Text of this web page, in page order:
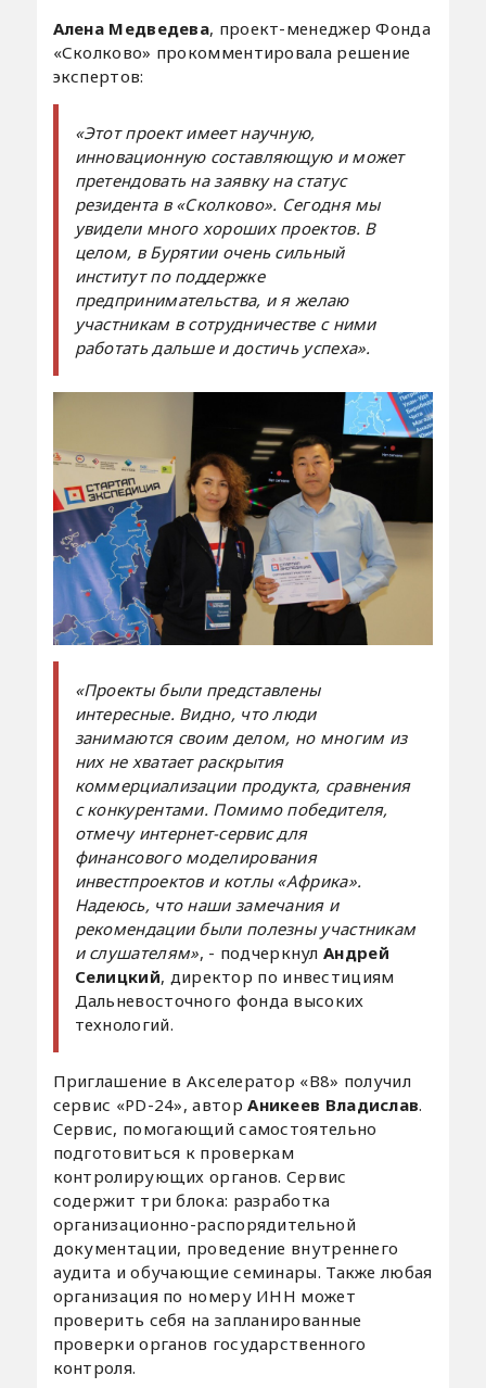
Алена Медведева, проект-менеджер Фонда
«Сколково» прокомментировала решение
экспертов:
«Этот проект имеет научную,
инновационную составляющую и может
претендовать на заявку на статус
резидента в «Сколково». Сегодня мы
увидели много хороших проектов. В
целом, в Бурятии очень сильный
институт по поддержке
предпринимательства, и я желаю
участникам в сотрудничестве с ними
работать дальше и достичь успеха».
«Проекты были представлены
интересные. Видно, что люди
занимаются своим делом, но многим из
них не хватает раскрытия
коммерциализации продукта, сравнения
с конкурентами. Помимо победителя,
отмечу интернет-сервис для
финансового моделирования
инвестпроектов и котлы «Африка».
Надеюсь, что наши замечания и
рекомендации были полезны участникам
и слушателям», - подчеркнул Андрей
Селицкий, директор по инвестициям
Дальневосточного фонда высоких
технологий.
Приглашение в Акселератор «В8» получил
сервис «PD-24», авторАникеев Владислав.
Сервис, помогающий самостоятельно
подготовиться к проверкам
контролирующих органов. Сервис
содержит три блока: разработка
организационно-распорядительной
документации, проведение внутреннего
аудита и обучающие семинары. Также любая
организация по номеру ИНН может
проверить себя на запланированные
проверки органов государственного
контроля.